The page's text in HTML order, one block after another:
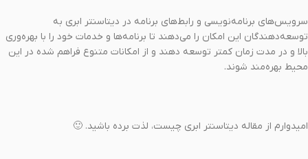
سرویس‌های برنامه‌نویسی و رابط‌های برنامه در دیتاسنتر ابری به
توسعه‌دهندگان این امکان را می‌دهند تا برنامه‌ها و خدمات خود را با بهره‌وری
بالا و در مدت زمان کمتر توسعه دهند و از امکانات متنوع فراهم شده در این
محیط بهره‌مند شوند.
امیدوارم از مقاله دیتاسنتر ابری چیست، لذت برده باشید. 🙂